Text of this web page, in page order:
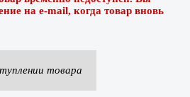
на e-mail, когда товар вновь
товара